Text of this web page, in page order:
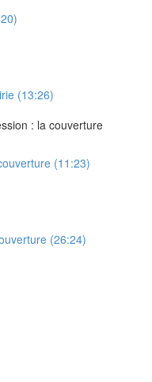
(13:26)
: la couverture
(11:23)
(26:24)